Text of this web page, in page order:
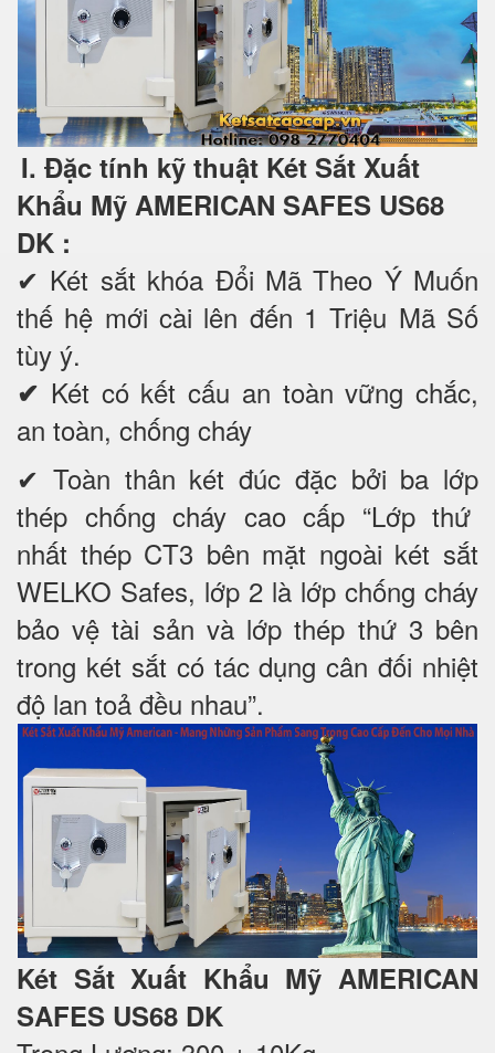
I. Đặc tính kỹ thuật Két Sắt Xuất
Khẩu Mỹ AMERICAN SAFES US68
DK :
✔ Két sắt khóa Đổi Mã Theo Ý Muốn
thế hệ mới cài lên đến 1 Triệu Mã Số
tùy ý.
✔ Két có kết cấu an toàn vững chắc,
an toàn, chống cháy
✔ Toàn thân két đúc đặc bởi ba lớp
thép chống cháy cao cấp “Lớp thứ
nhất thép CT3 bên mặt ngoài két sắt
WELKO Safes, lớp 2 là lớp chống cháy
bảo vệ tài sản và lớp thép thứ 3 bên
trong két sắt có tác dụng cân đối nhiệt
độ lan toả đều nhau”.
Két Sắt Xuất Khẩu Mỹ AMERICAN
SAFES US68 DK